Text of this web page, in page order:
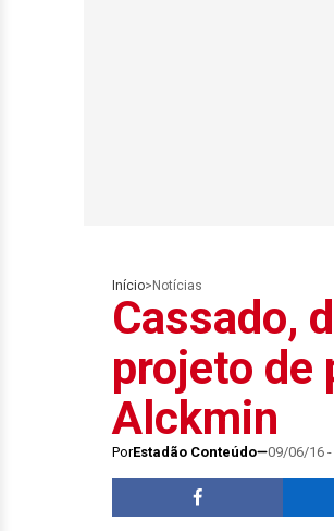
Início> Notícias
Cassado,
projeto de
Alckmin
PorEstadão Conteúdo 09/06/16 -